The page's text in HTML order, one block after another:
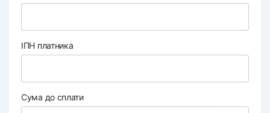
ІПН платника
Сума до сплати